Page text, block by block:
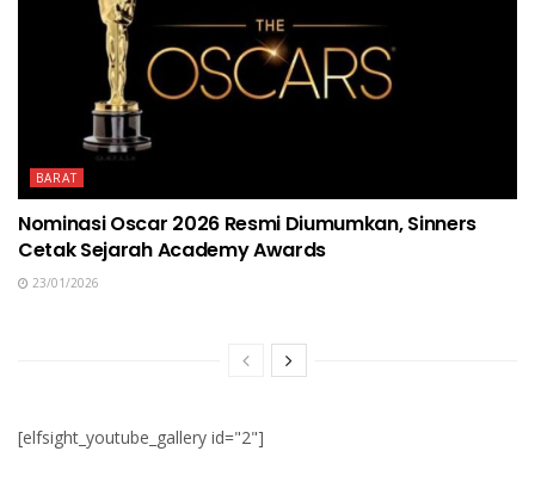
BARAT
Nominasi Oscar 2026 Resmi Diumumkan, Sinners
Cetak Sejarah Academy Awards
23/01/2026
[elfsight_youtube_gallery id="2"]